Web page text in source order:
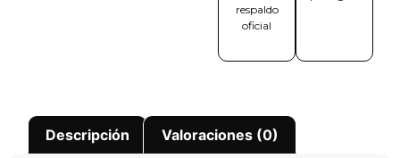
respaldo
oficial
Descripción Valoraciones (0)